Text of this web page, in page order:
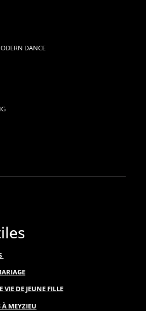
DANCE
VIE DE JEUNE FILLE
À MEYZIEU